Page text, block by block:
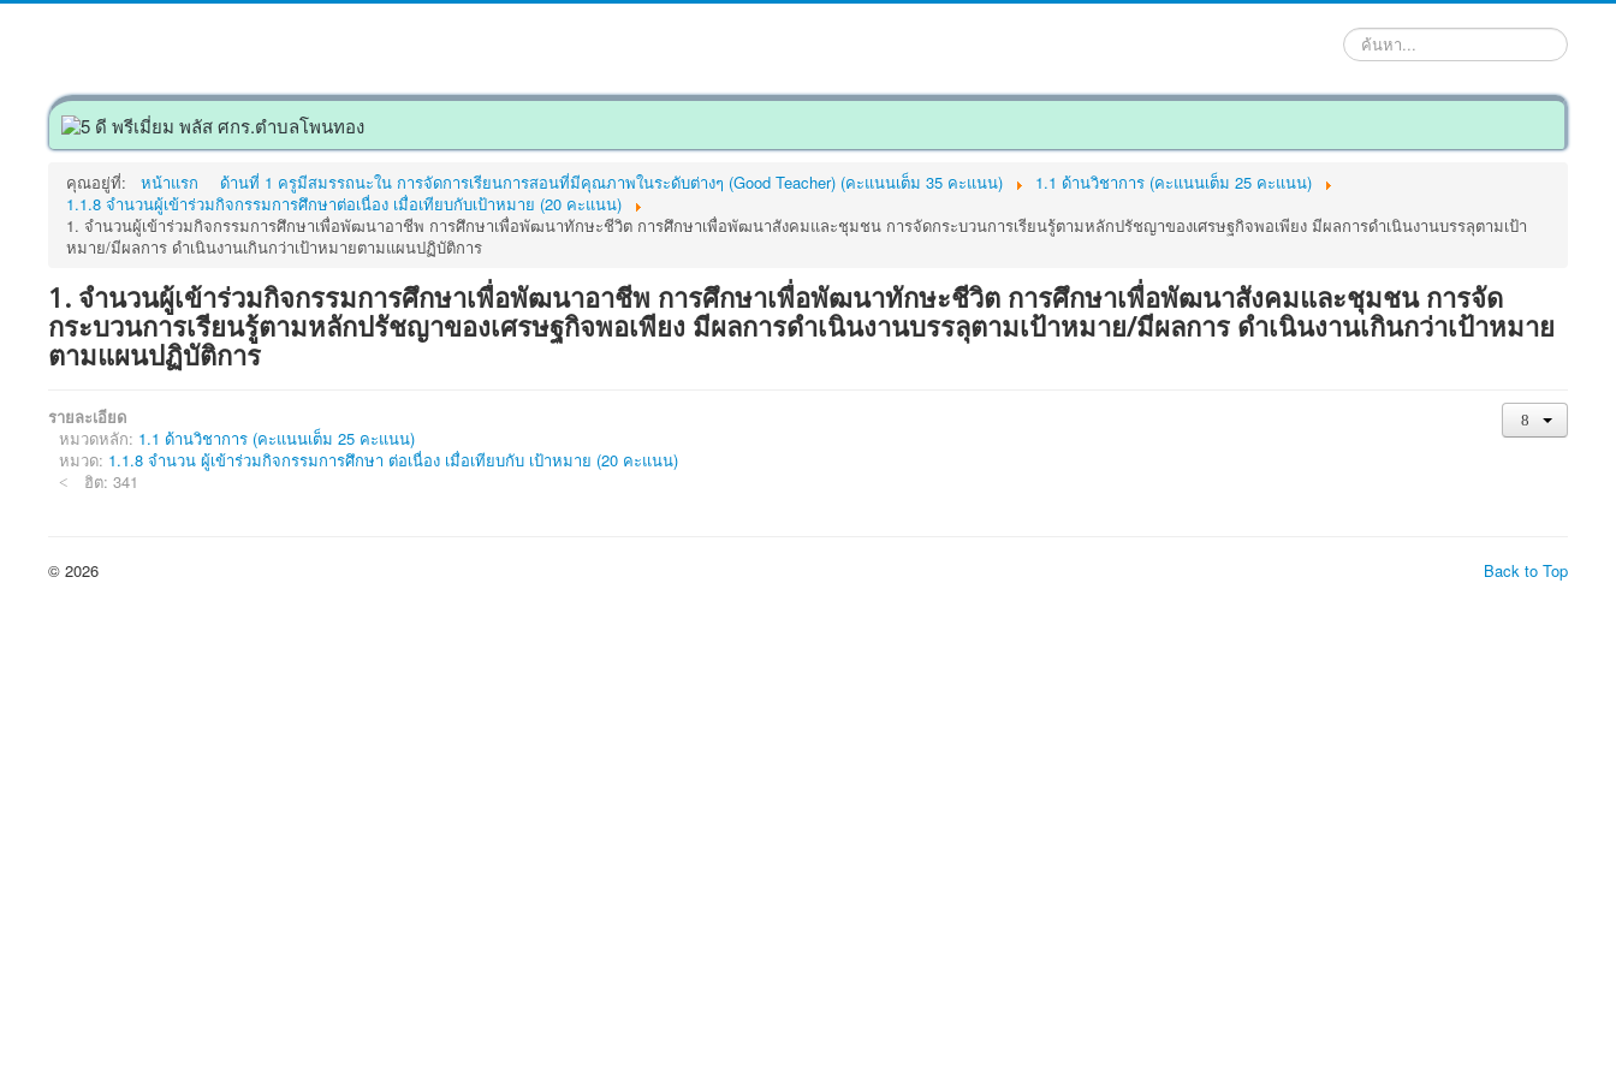
ค้นหา...
คุณอยู่ที่: หน้าแรก ด้านที่ 1 ครูมีสมรรถนะใน การจัดการเรียนการสอนที่มีคุณภาพในระดับต่างๆ (Good Teacher) (คะแนนเต็ม 35 คะแนน)
1.1 ด้านวิชาการ (คะแนนเต็ม 25 คะแนน)
1.1.8 จำนวนผู้เข้าร่วมกิจกรรมการศึกษาต่อเนื่อง เมื่อเทียบกับเป้าหมาย (20 คะแนน)
1. จำนวนผู้เข้าร่วมกิจกรรมการศึกษาเพื่อพัฒนาอาชีพ การศึกษาเพื่อพัฒนาทักษะชีวิต การศึกษาเพื่อพัฒนาสังคมและชุมชน การจัดกระบวนการเรียนรู้ตามหลักปรัชญาของเศรษฐกิจพอเพียง มีผลการดำเนินงานบรรลุตามเป้า
หมาย/มีผลการ ดำเนินงานเกินกว่าเป้าหมายตามแผนปฏิบัติการ
1. จำนวนผู้เข้าร่วมกิจกรรมการศึกษาเพื่อพัฒนาอาชีพ การศึกษาเพื่อพัฒนาทักษะชีวิต การศึกษาเพื่อพัฒนาสังคมและชุมชน การจัด
กระบวนการเรียนรู้ตามหลักปรัชญาของเศรษฐกิจพอเพียง มีผลการดำเนินงานบรรลุตามเป้าหมาย/มีผลการ ดำเนินงานเกินกว่าเป้าหมาย
ตามแผนปฏิบัติการ
รายละเอียด
หมวดหลัก: 1.1 ด้านวิชาการ (คะแนนเต็ม 25 คะแนน)
หมวด: 1.1.8 จำนวน ผู้เข้าร่วมกิจกรรมการศึกษา ต่อเนื่อง เมื่อเทียบกับ เป้าหมาย (20 คะแนน)
ฮิต: 341
Back to Top
© 2026